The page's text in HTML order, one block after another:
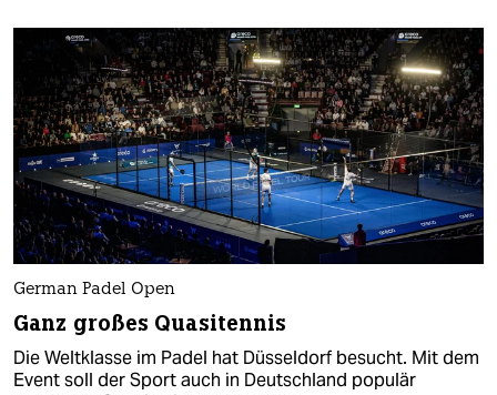
German Padel Open
Ganz großes Quasitennis
Die Weltklasse im Padel hat Düsseldorf besucht. Mit dem
Event soll der Sport auch in Deutschland populär